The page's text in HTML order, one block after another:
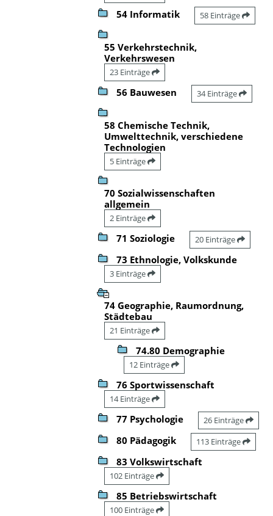
54 Informatik 58 Einträge
55 Verkehrstechnik,
Verkehrswesen
23 Einträge
56 Bauwesen 34 Einträge
58 Chemische Technik,
Umwelttechnik, verschiedene
Technologien
5 Einträge
70 Sozialwissenschaften
allgemein
2 Einträge
71 Soziologie 20 Einträge
73 Ethnologie, Volkskunde
3 Einträge
74 Geographie, Raumordnung,
Städtebau
21 Einträge
74.80 Demographie
12 Einträge
76 Sportwissenschaft
14 Einträge
77 Psychologie 26 Einträge
80 Pädagogik 113 Einträge
83 Volkswirtschaft
102 Einträge
85 Betriebswirtschaft
100 Einträge